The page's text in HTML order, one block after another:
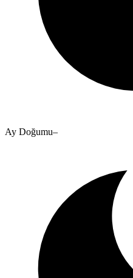
Ay Doğumu–